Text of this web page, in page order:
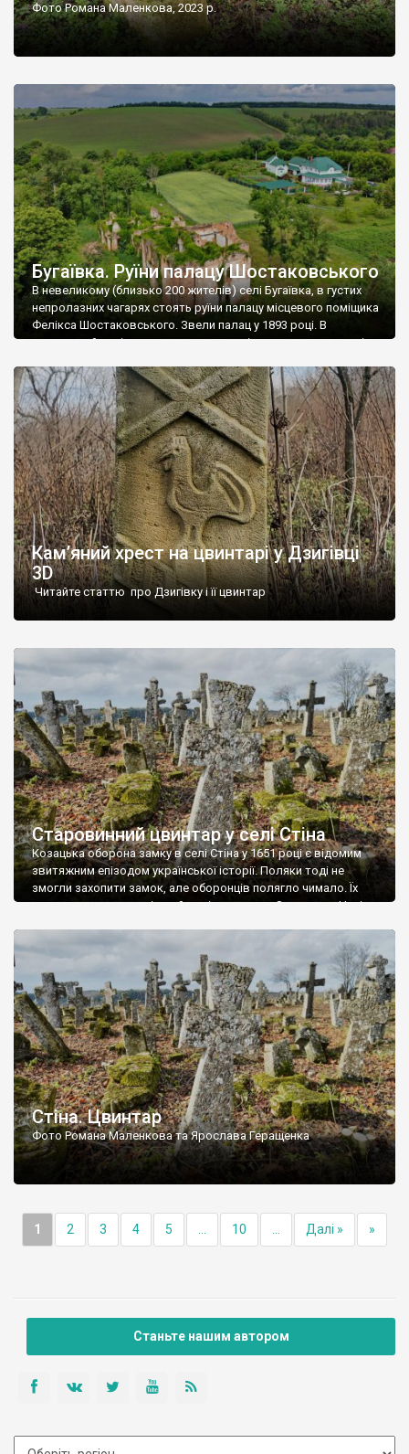
Фото Романа Маленкова, 2023 р.
Бугаївка. Руїни палацу Шостаковського
В невеликому (близько 200 жителів) селі Бугаївка, в густих
непролазних чагарях стоять руїни палацу місцевого поміщика
Фелікса Шостаковського. Звели палац у 1893 році. В
радянський період у ньому спочатку містилася школа, потім
століття тут розмістили туберкульозну лікарню. Коли із
палацу виїхала лікарня – ми точно не […]
Кам’яний хрест на цвинтарі у Дзигівці
3D
Читайте статтю про Дзигівку і її цвинтар
Старовинний цвинтар у селі Стіна
Козацька оборона замку в селі Стіна у 1651 році є відомим
звитяжним епізодом української історії. Поляки тоді не
змогли захопити замок, але оборонців полягло чимало. Їх
поховали на цвинтарі, який тоді називався Замковим. Нині на
ньому чимало хрестів 19 століття, є такі, де епітафії стер […]
Стіна. Цвинтар
Фото Романа Маленкова та Ярослава Геращенка
1 2 3 4 5 10 Далі » »
Станьте нашим автором